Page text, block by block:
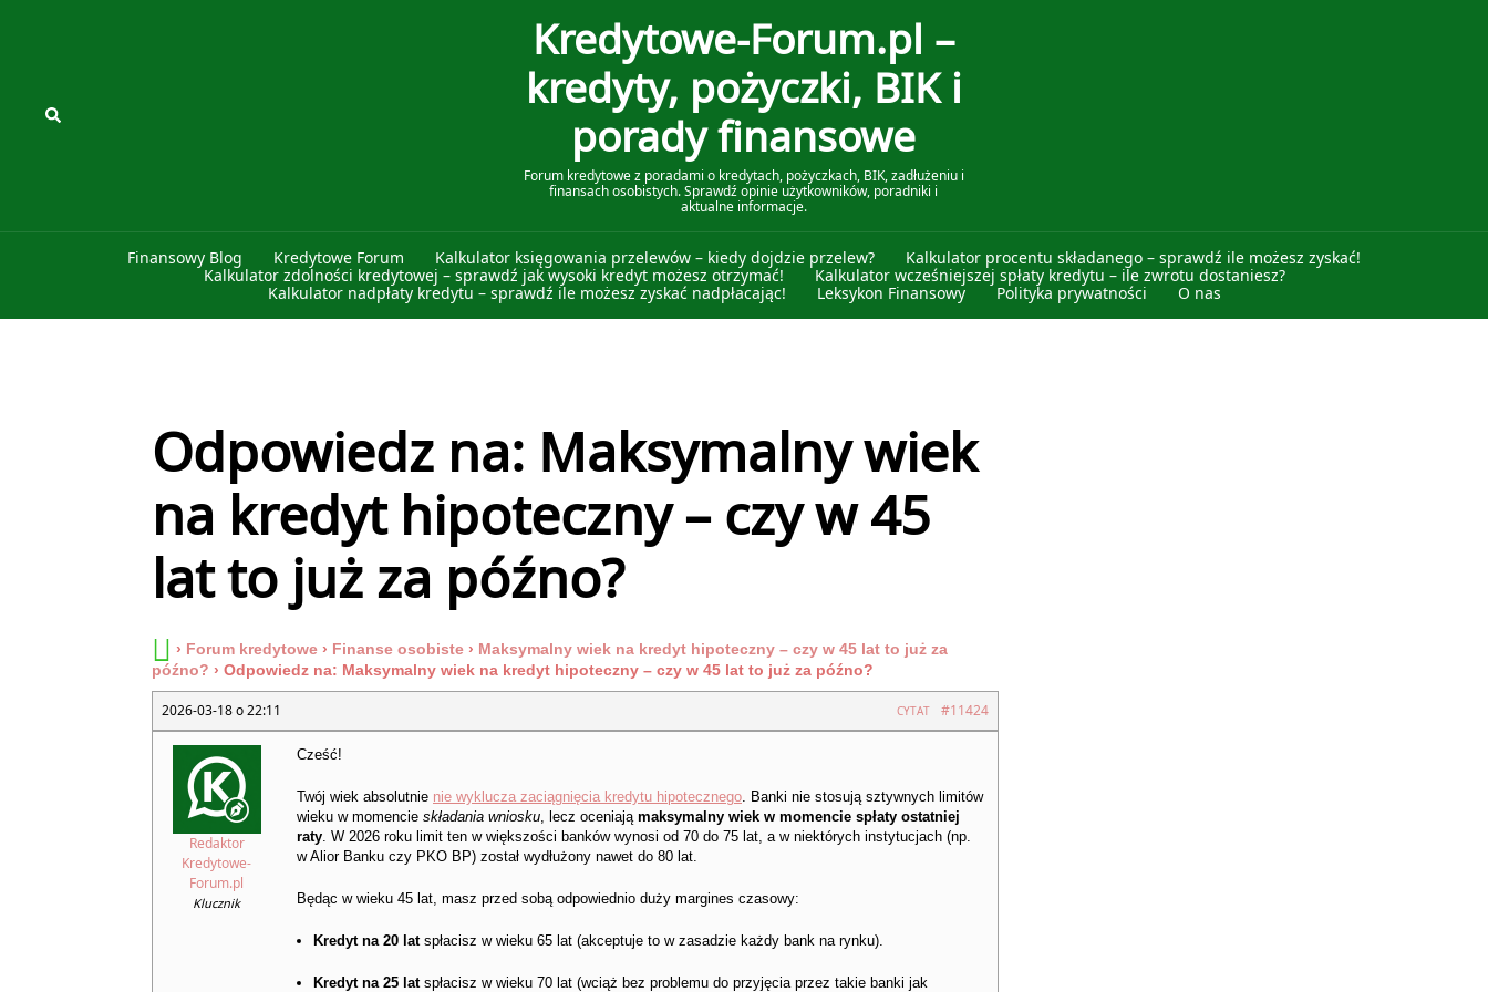
Szukaj
Kredytowe-Forum.pl –
kredyty, pożyczki, BIK i
porady finansowe
Forum kredytowe z poradami o kredytach, pożyczkach, BIK, zadłużeniu i
finansach osobistych. Sprawdź opinie użytkowników, poradniki i
aktualne informacje.
Finansowy Blog Kredytowe Forum Kalkulator księgowania przelewów – kiedy dojdzie przelew?
Kalkulator procentu składanego – sprawdź ile możesz zyskać!
Kalkulator zdolności kredytowej – sprawdź jak wysoki kredyt możesz otrzymać!
Kalkulator wcześniejszej spłaty kredytu – ile zwrotu dostaniesz?
Kalkulator nadpłaty kredytu – sprawdź ile możesz zyskać nadpłacając!
Leksykon Finansowy Polityka prywatności O nas
Odpowiedz na: Maksymalny wiek
na kredyt hipoteczny – czy w 45
lat to już za późno?
› Forum kredytowe › Finanse osobiste › Maksymalny wiek na kredyt hipoteczny – czy w 45 lat to już za
późno? › Odpowiedz na: Maksymalny wiek na kredyt hipoteczny – czy w 45 lat to już za późno?
2026-03-18 o 22:11 #11424
CYTAT
Redaktor
Kredytowe-
Forum.pl
Klucznik
Cześć!
Twój wiek absolutnie nie wyklucza zaciągnięcia kredytu hipotecznego. Banki nie stosują sztywnych limitów
wieku w momencie składania wniosku, lecz oceniają maksymalny wiek w momencie spłaty ostatniej
raty. W 2026 roku limit ten w większości banków wynosi od 70 do 75 lat, a w niektórych instytucjach (np.
w Alior Banku czy PKO BP) został wydłużony nawet do 80 lat.
Będąc w wieku 45 lat, masz przed sobą odpowiednio duży margines czasowy:
Kredyt na 20 latspłacisz w wieku 65 lat (akceptuje to w zasadzie każdy bank na rynku).
Kredyt na 25 latspłacisz w wieku 70 lat (wciąż bez problemu do przyjęcia przez takie banki jak